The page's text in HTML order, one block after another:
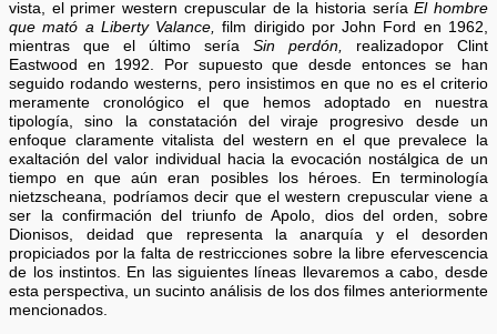
vista, el primer western crepuscular de la historia seríaEl hombre
que mató a Liberty Valance,film dirigido por John Ford en 1962,
mientras que el último sería Sin perdón, realizadopor Clint
Eastwood en 1992. Por supuesto que desde entonces se han
seguido rodando westerns, pero insistimos en que no es el criterio
meramente cronológico el que hemos adoptado en nuestra
tipología, sino la constatación del viraje progresivo desde un
enfoque claramente vitalista del western en el que prevalece la
exaltación del valor individual hacia la evocación nostálgica de un
tiempo en que aún eran posibles los héroes. En terminología
nietzscheana, podríamos decir que el western crepuscular viene a
ser la confirmación del triunfo de Apolo, dios del orden, sobre
Dionisos, deidad que representa la anarquía y el desorden
propiciados por la falta de restricciones sobre la libre efervescencia
de los instintos. En las siguientes líneas llevaremos a cabo, desde
esta perspectiva, un sucinto análisis de los dos filmes anteriormente
mencionados.